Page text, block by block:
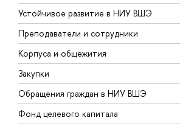
Устойчивое развитие в НИУ ВШЭ
Преподаватели и сотрудники
Корпуса и общежития
Закупки
Обращения граждан в НИУ ВШЭ
Фонд целевого капитала